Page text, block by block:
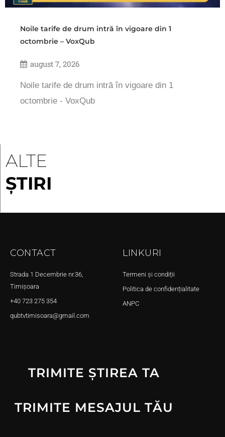
Noile tarife de drum intră în vigoare din 1
octombrie – VoxQub
august 7, 2026
Noile tarife de drum intră în vigoare din 1
octombrie - VoxQub
ALTE
ȘTIRI
CONTACT
Strada 1 Decembrie nr.36,
Timișoara
+40 723 275 354
qubtvtimisoara@gmail.com
LINKURI
Termeni și condiții
Politica de confidențialitate
ANPC
TRIMITE ȘTIREA TA
TRIMITE MESAJUL TĂU